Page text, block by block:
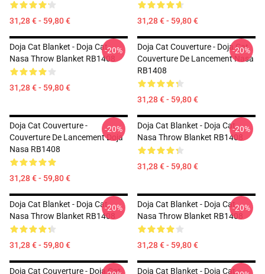
31,28 € - 59,80 € 31,28 € - 59,80 €
Doja Cat Blanket - Doja Cat
Nasa Throw Blanket RB1408
31,28 € - 59,80 €
-20%
Doja Cat Couverture - Doja Cat
Couverture De Lancement Nasa
RB1408
31,28 € - 59,80 €
-20%
Doja Cat Couverture -
Couverture De Lancement Doja
Nasa RB1408
31,28 € - 59,80 €
-20%
Doja Cat Blanket - Doja Cat
Nasa Throw Blanket RB1408
31,28 € - 59,80 €
-20%
Doja Cat Blanket - Doja Cat
Nasa Throw Blanket RB1408
31,28 € - 59,80 €
-20%
Doja Cat Blanket - Doja Cat
Nasa Throw Blanket RB1408
31,28 € - 59,80 €
-20%
Doja Cat Couverture - Doja Cat
Doja Cat Blanket - Doja Cat